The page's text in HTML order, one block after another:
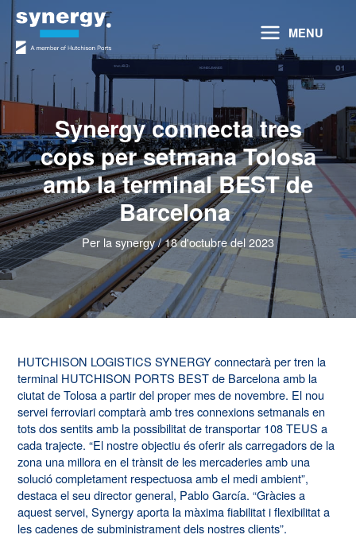
contingut
MENU
Synergy connecta tres
cops per setmana Tolosa
amb la terminal BEST de
Barcelona
Perla synergy/18 d'octubre del 2023
HUTCHISON LOGISTICS SYNERGY connectarà per tren la
terminal HUTCHISON PORTS BEST de Barcelona amb la
ciutat de Tolosa a partir del proper mes de novembre. El nou
servei ferroviari comptarà amb tres connexions setmanals en
tots dos sentits amb la possibilitat de transportar 108 TEUS a
cada trajecte. “El nostre objectiu és oferir als carregadors de la
zona una millora en el trànsit de les mercaderies amb una
solució completament respectuosa amb el medi ambient”,
destaca el seu director general, Pablo García. “Gràcies a
aquest servei, Synergy aporta la màxima fiabilitat i flexibilitat a
les cadenes de subministrament dels nostres clients”.